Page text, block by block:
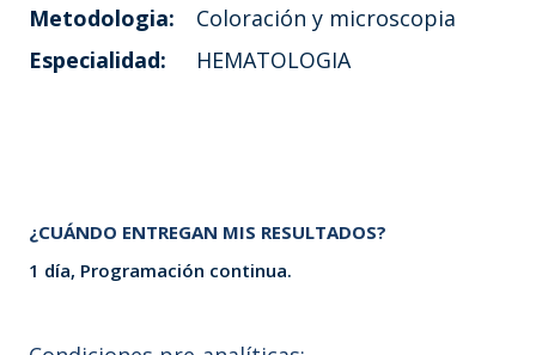
Metodologia:
Coloración y microscopia
Especialidad:
HEMATOLOGIA
¿CUÁNDO ENTREGAN MIS RESULTADOS?
1 día, Programación continua.